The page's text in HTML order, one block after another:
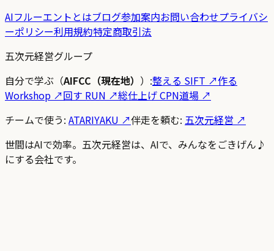
AIフルーエントとはブログ参加案内お問い合わせプライバシ
ーポリシー利用規約特定商取引法
五次元経営グループ
自分で学ぶ（AIFCC（現在地） ）:整える SIFT ↗作る
Workshop ↗回す RUN ↗総仕上げ CPN道場 ↗
チームで使う: ATARIYAKU ↗伴走を頼む: 五次元経営 ↗
世間はAIで効率。五次元経営は、AIで、みんなをごきげん♪
にする会社です。